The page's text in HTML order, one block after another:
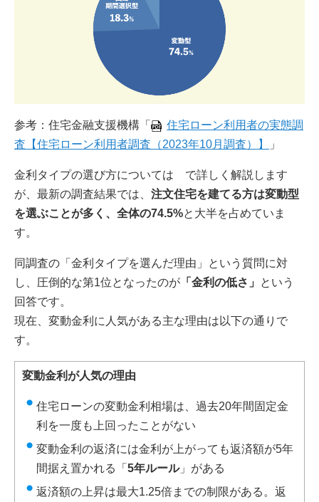
参考：住宅金融支援機構「
住宅ローン利用者の実態調
査【住宅ローン利用者調査（2023年10月調査）】
」
金利タイプの選び方については で詳しく解説します
が、最新の調査結果では、 注文住宅を建てる方は変動型
を選ぶことが多く、全体の74.5%と大半を占めていま
す。
同調査の「金利タイプを選んだ理由」という質問に対
し、圧倒的な第1位となったのが 「金利の低さ」
という
回答です。
現在、変動金利に人気がある主な理由は以下の通りで
す。
変動金利が人気の理由
住宅ローンの変動金利相場は、過去20年間固定金
利を一度も上回ったことがない
変動金利の返済には金利が上がっても返済額が5年
間据え置かれる「 5年ルール」がある
返済額の上昇は最大1.25倍までの制限がある。返